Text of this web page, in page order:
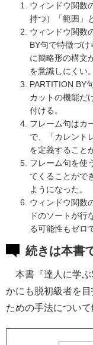
ウィンドウ関数
持つ）「範囲」
ウィンドウ関数
BY句で特徴づ
に簡略形の構文
を意識しにくい。
PARTITION BY
カットの機能だ
付ける。
フレーム句はカ
で、「カレント
を定義すること
フレーム句を使
てくることがで
ようになった。
ウィンドウ関数
ドのソートが行
る可能性もゼロ
続きは本書
本書『達人に学ぶ
かにも脱初級者を
ための手法について